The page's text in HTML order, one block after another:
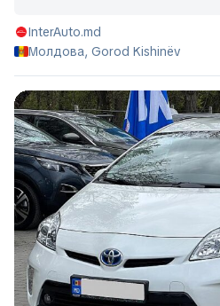
InterAuto.md
Молдова, Gorod Kishinëv